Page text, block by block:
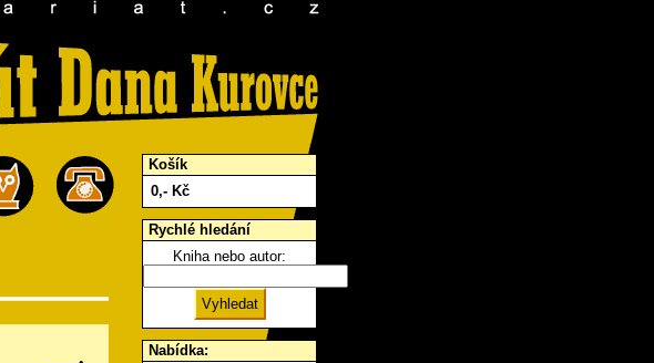
Košík
0,- Kč
Rychlé hledání
Kniha nebo autor:
Nabídka: